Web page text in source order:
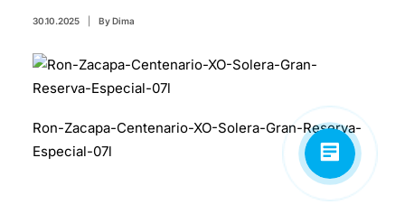
30.10.2025 ByDima
Ron-Zacapa-Centenario-XO-Solera-Gran-Reserva-
Especial-07l